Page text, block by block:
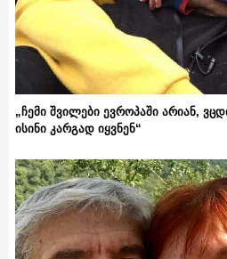
„ჩემი შვილები ევროპაში არიან,
ისინი კარგად იყვნენ“